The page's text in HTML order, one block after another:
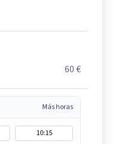
60 €
Más horas
10:15